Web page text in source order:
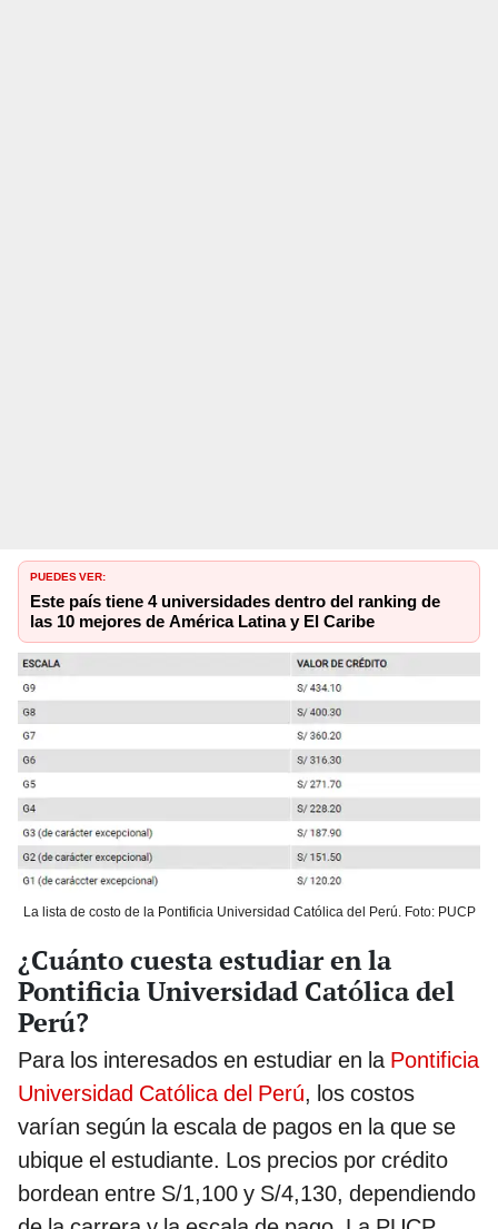
PUEDES VER:
Este país tiene 4 universidades dentro del ranking de
las 10 mejores de América Latina y El Caribe
La lista de costo de la Pontificia Universidad Católica del Perú. Foto: PUCP
¿Cuánto cuesta estudiar en la
Pontificia Universidad Católica del
Perú?
Para los interesados en estudiar en la Pontificia
Universidad Católica del Perú, los costos
varían según la escala de pagos en la que se
ubique el estudiante. Los precios por crédito
bordean entre S/1,100 y S/4,130, dependiendo